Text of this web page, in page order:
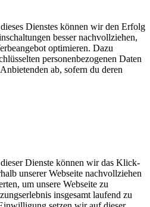
Dienstes können wir den Erfolg
besser nachvollziehen,
optimieren. Dazu
personenbezogenen Daten
ab, sofern du deren
Dienste können wir das Klick-
unserer Webseite nachvollziehen
um unsere Webseite zu
insgesamt laufend zu